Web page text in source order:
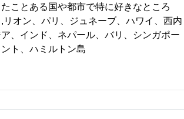
ことある国や都市で特に好きなところ
オン、パリ、ジュネーブ、ハワイ、西内
、インド、ネパール、バリ、シンガポー
ト、ハミルトン島